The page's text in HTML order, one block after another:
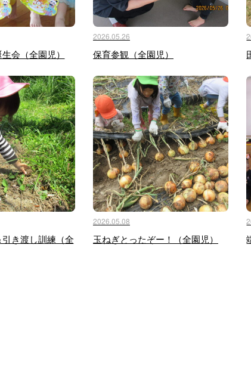
会（全園児）
2026.05.26
保育参観（全園児）
き渡し訓練（全
2026.05.08
玉ねぎとったぞー！（全園児）